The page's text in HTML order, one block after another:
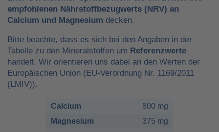
empfohlenen Nährstoffbezugwerts (NRV) an
Calcium und Magnesium decken.
Bitte beachte, dass es sich bei den Angaben in der
Tabelle zu den Mineralstoffen um Referenzwerte
handelt. Wir orientieren uns dabei an den Werten der
Europäischen Union (EU-Verordnung Nr. 1169/2011
(LMIV)).
Calcium
800 mg
Magnesium
375 mg